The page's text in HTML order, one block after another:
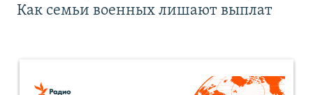
Как семьи военных лишают выплат